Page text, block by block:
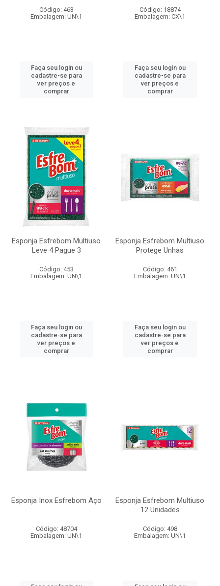
Código: 463
Embalagem: UN\1
Faça seu login ou
cadastre-se para
ver preços e
comprar
Código: 18874
Embalagem: CX\1
Faça seu login ou
cadastre-se para
ver preços e
comprar
Esponja Esfrebom Multiuso
Leve 4 Pague 3
Código: 453
Embalagem: UN\1
Faça seu login ou
cadastre-se para
ver preços e
comprar
Esponja Esfrebom Multiuso
Protege Unhas
Código: 461
Embalagem: UN\1
Faça seu login ou
cadastre-se para
ver preços e
comprar
Esponja Inox Esfrebom Aço
Código: 48704
Embalagem: UN\1
Esponja Esfrebom Multiuso
12 Unidades
Código: 498
Embalagem: UN\1